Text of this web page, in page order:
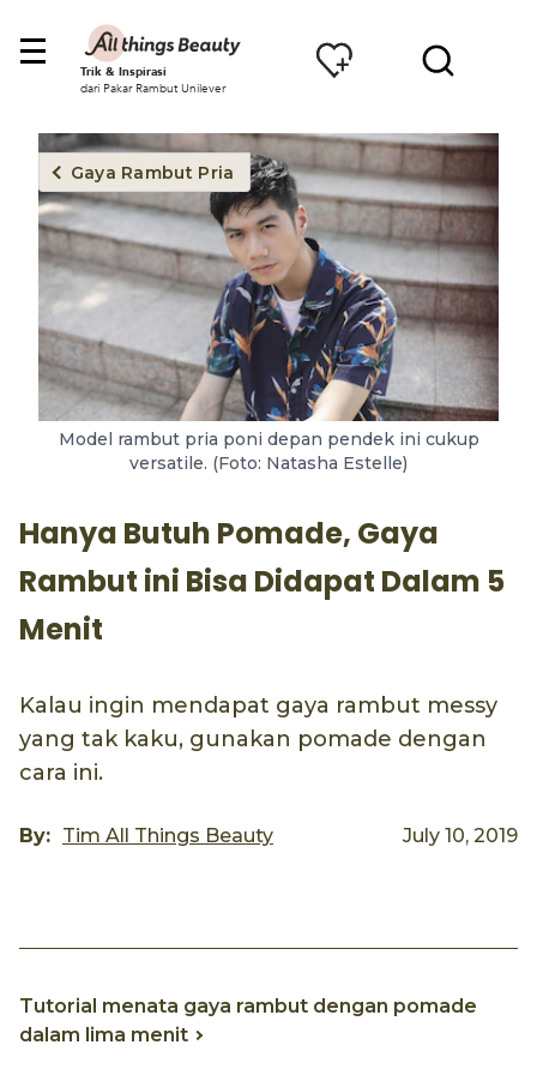
Trik & Inspirasi
dari Pakar Rambut Unilever
Gaya Rambut Pria
Model rambut pria poni depan pendek ini cukup
versatile. (Foto: Natasha Estelle)
Hanya Butuh Pomade, Gaya
Rambut ini Bisa Didapat Dalam 5
Menit
Kalau ingin mendapat gaya rambut messy
yang tak kaku, gunakan pomade dengan
cara ini.
By: Tim All Things Beauty July 10, 2019
Tutorial menata gaya rambut dengan pomade
dalam lima menit